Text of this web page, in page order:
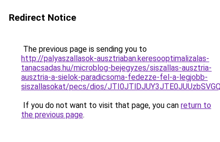
Redirect Notice
The previous page is sending you to
http://palyaszallasok-ausztriaban.keresooptimalizalas-
tanacsadas.hu/microblog-bejegyzes/siszallas-ausztria-
ausztria-a-sielok-paradicsoma-fedezze-fel-a-legjobb-
siszallasokat/pecs/dios/
If you do not want to visit that page, you can return to
the previous page.